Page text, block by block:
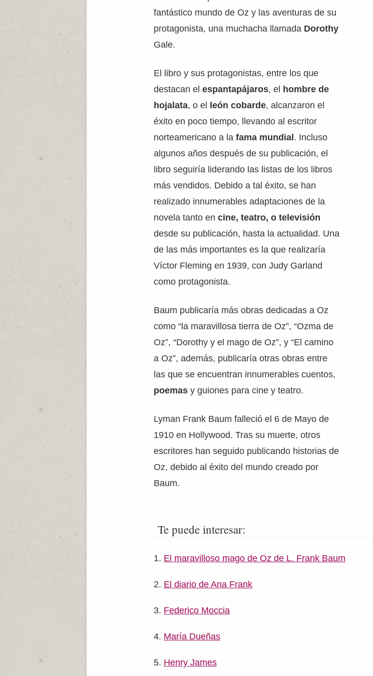
fantástico mundo de Oz y las aventuras de su
protagonista, una muchacha llamada Dorothy
Gale.
El libro y sus protagonistas, entre los que
destacan elespantapájaros, el hombre de
hojalata, o el león cobarde, alcanzaron el
éxito en poco tiempo, llevando al escritor
norteamericano a lafama mundial . Incluso
algunos años después de su publicación, el
libro seguiría liderando las listas de los libros
más vendidos. Debido a tal éxito, se han
realizado innumerables adaptaciones de la
novela tanto encine, teatro, o televisión
desde su publicación, hasta la actualidad. Una
de las más importantes es la que realizaría
Víctor Fleming en 1939, con Judy Garland
como protagonista.
Baum publicaría más obras dedicadas a Oz
como “la maravillosa tierra de Oz”, “Ozma de
Oz”, “Dorothy y el mago de Oz”, y “El camino
a Oz”, además, publicaría otras obras entre
las que se encuentran innumerables cuentos,
poemas y guiones para cine y teatro.
Lyman Frank Baum falleció el 6 de Mayo de
1910 en Hollywood. Tras su muerte, otros
escritores han seguido publicando historias de
Oz, debido al éxito del mundo creado por
Baum.
Te puede interesar:
El maravilloso mago de Oz de L. Frank Baum
El diario de Ana Frank
Federico Moccia
María Dueñas
Henry James